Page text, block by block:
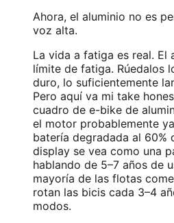
Ahora, el aluminio no es
voz alta.
La vida a fatiga es real. El
límite de fatiga. Rúedalos
duro, lo suficientemente
Pero aquí va mi take
cuadro de e-bike de
el motor probablemente
batería degradada al 60%
display se vea como una
hablando de 5–7 años de
mayoría de las flotas
rotan las bicis cada 3–4
modos.